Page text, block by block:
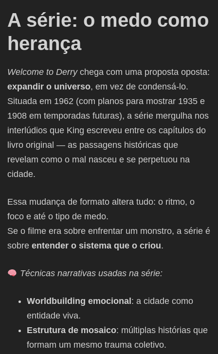
A série: o medo como
herança
Welcome to Derrychega com uma proposta oposta:
expandir o universo, em vez de condensá-lo.
Situada em 1962 (com planos para mostrar 1935 e
1908 em temporadas futuras), a série mergulha nos
interlúdios que King escreveu entre os capítulos do
livro original — as passagens históricas que
revelam como o mal nasceu e se perpetuou na
cidade.
Essa mudança de formato altera tudo: o ritmo, o
foco e até o tipo de medo.
Se o filme era sobre enfrentar um monstro, a série é
sobre entender o sistema que o criou.
Técnicas narrativas usadas na série:
Worldbuilding emocional : a cidade como
entidade viva.
Estrutura de mosaico: múltiplas histórias que
formam um mesmo trauma coletivo.